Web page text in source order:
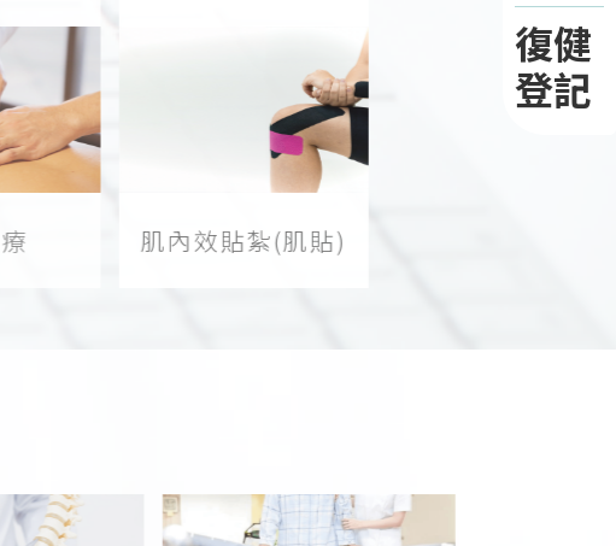
肌內效貼紮(肌貼)
復健
登記